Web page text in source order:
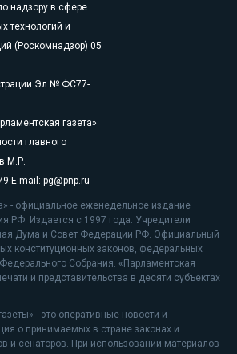
надзору в сфере
технологий и
(Роскомнадзор) 05
Эл № ФС77-
газета»
главного
М.Р.
E-mail: pg@pnp.ru
- официальное еженедельное издание
РФ. Издается с 1997 года. Учредители
Дума и Совет Федерации РФ. Официальный
конституционных законов, федеральных
Собрания. «Парламентская
и представительства в десяти субъектах
- это оперативные новости и
о принимаемых в стране законах и
и сенаторов. При использовании материалов